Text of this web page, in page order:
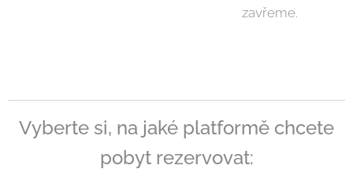
zavřeme.
Vyberte si, na jaké platformě chcete
pobyt rezervovat: